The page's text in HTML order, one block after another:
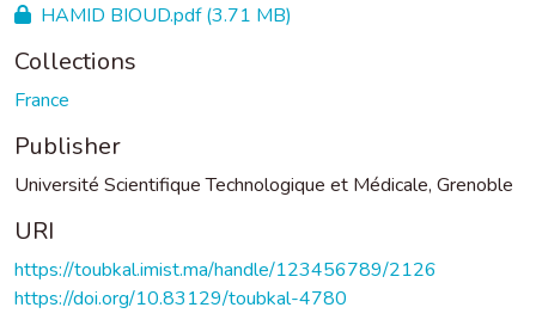
HAMID BIOUD.pdf(3.71 MB)
Collections
France
Publisher
Université Scientifique Technologique et Médicale, Grenoble
URI
https://toubkal.imist.ma/handle/123456789/2126
https://doi.org/10.83129/toubkal-4780